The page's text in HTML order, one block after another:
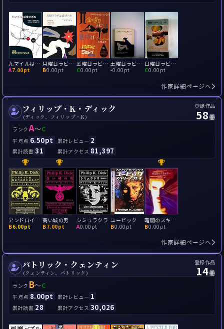
九マイルは遠すぎる
A7.00pt
月曜日ラビは旅立った
B0.00pt
金曜日ラビは寝坊した
C0.00pt
土曜日ラビは空腹だった
-0.00pt
日曜日ラビは家にいた
C0.00pt
作家詳細ページへ
フィリップ・K・ディック
(ディック、フィリップ・K)
登録作品
58冊
ランクA～C
平均点 6.50pt 累計レビュー 2
累計読書 31 累計アクセス 81,397
アンドロイドは電気羊の夢を見るか?
B6.00pt
高い城の男
B7.00pt
シミュラクラ
A0.00pt
ユービック
B0.00pt
暗闇のスキャナー
B0.00pt
作家詳細ページへ
パトリック・クェンティン
(クェンティン、パトリック)
登録作品
14冊
ランク B～C
平均点 8.00pt 累計レビュー 1
累計読書 28 累計アクセス 30,026